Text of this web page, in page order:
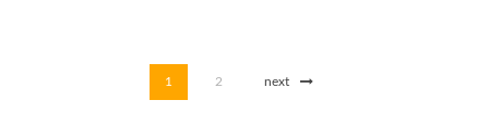
1 2 next